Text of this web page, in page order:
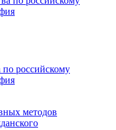
по российскому